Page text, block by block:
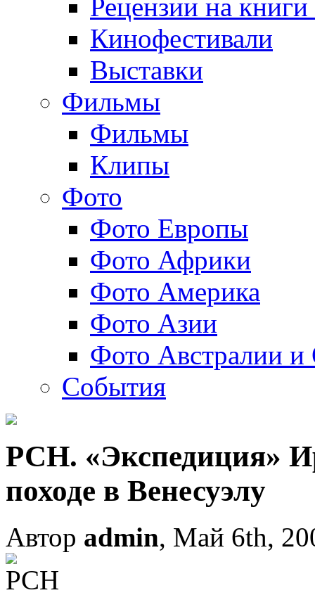
Рецензии на
Кинофестивали
Выставки
Фильмы
Фильмы
Клипы
Фото
Фото Европы
Фото Африки
Фото Америка
Фото Азии
Фото Австралии и
События
РСН. «Экспедиция»
походе в Венесуэлу
Автор admin, Май 6th,